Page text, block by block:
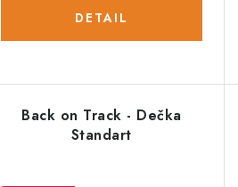
Back on Track - Dečka
Standart